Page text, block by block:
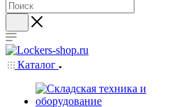
Каталог